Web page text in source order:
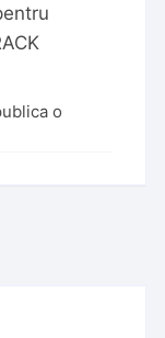
o